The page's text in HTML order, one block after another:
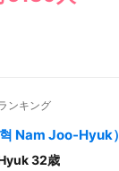
ンキング
Nam Joo-Hyuk）
32歳